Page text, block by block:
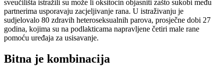
sveučilišta istražili su može li oksitocin objasniti zašto sukobi među
partnerima usporavaju zacjeljivanje rana. U istraživanju je
sudjelovalo 80 zdravih heteroseksualnih parova, prosječne dobi 27
godina, kojima su na podlakticama napravljene četiri male rane
pomoću uređaja za usisavanje.
Bitna je kombinacija